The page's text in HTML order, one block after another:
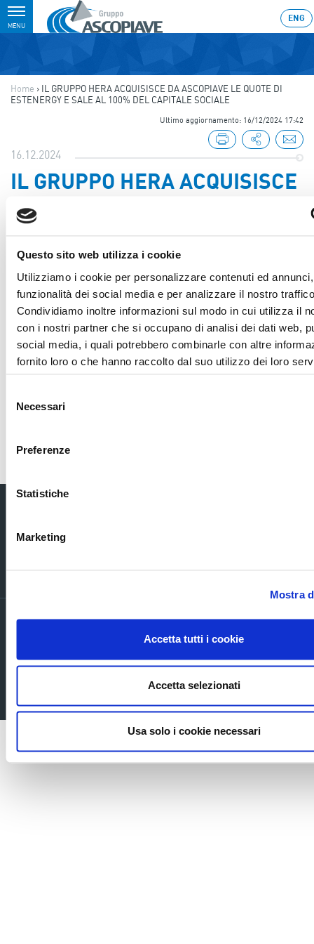
Questo sito web utilizza i cookie
Utilizziamo i cookie per personalizzare contenuti ed
funzionalità dei social media e per analizzare il nostro
Condividiamo inoltre informazioni sul modo in cui utilizza il
con i nostri partner che si occupano di analisi dei dati web,
social media, i quali potrebbero combinarle con altre
fornito loro o che hanno raccolto dal suo utilizzo dei loro
delNecessari
Preferenze
Statistiche
Marketing
Mostra
Accetta tutti i cookie
Accetta selezionati
Usa solo i cookie necessari
Toggle
navigation
MENU
ENG
Home › IL GRUPPO HERA ACQUISISCE DA ASCOPIAVE LE QUOTE DI
ESTENERGY E SALE AL 100% DEL CAPITALE SOCIALE
Ultimo aggiornamento: 16/12/2024 17:42
16.12.2024
IL GRUPPO HERA ACQUISISCE
DA ASCOPIAVE LE QUOTE DI
ESTENERGY E SALE AL 100%
DEL CAPITALE SOCIALE
Sezione download
Torna indietro
PRIVACY POLICY ED INFORMATIVE GENERALI
Company info